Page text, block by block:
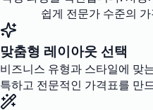
쉽게 전문가 수준의
맞춤형 레이아웃 선택
비즈니스 유형과 스타일에 맞
특하고 전문적인 가격표를 만